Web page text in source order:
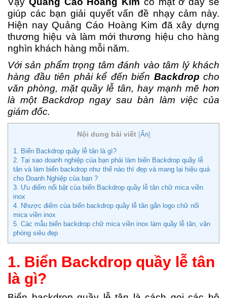
giúp các bạn giải quyết vấn đề nhạy cảm này.
Hiện nay Quảng Cáo Hoàng Kim đã xây dựng
thương hiệu và làm mới thương hiệu cho hàng
nghìn khách hàng mỗi năm.
Với sản phẩm trọng tâm đánh vào tâm lý khách
hàng đầu tiên phải kể đến biển Backdrop cho
văn phòng, mặt quầy lễ tân, hay mạnh mẽ hơn
là một Backdrop ngay sau bàn làm việc của
giám đốc.
Nội dung bài viết [Ẩn]
1. Biển Backdrop quầy lễ tân là gì?
2. Tại sao doanh nghiệp của bạn phải làm biển Backdrop quầy lễ
tân và làm biển backdrop như thế nào thì đẹp và mang lại hiệu quả
cho Doanh Nghiệp của bạn ?
3. Ưu điểm nổi bật của biển Backdrop quầy lễ tân chữ mica viền
inox
4. Nhược điểm của biển backdrop quầy lễ tân gắn logo chữ nổi
mica viền inox
5. Các mẫu biển backdrop chữ mica viền inox làm quầy lễ tân, văn
phòng siêu đẹp
1. Biển Backdrop quầy lễ tân
là gì?